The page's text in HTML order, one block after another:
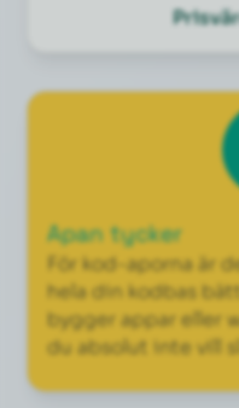
Apan tycker
För kod-aporna är
hela din kodbas
bygger appar eller
du absolut inte vill